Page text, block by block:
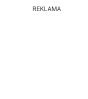
REKLAMA